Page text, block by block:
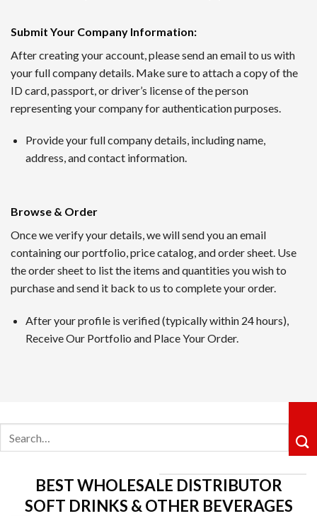
Submit Your Company Information:
After creating your account, please send an email to us with
your full company details. Make sure to attach a copy of the
ID card, passport, or driver’s license of the person
representing your company for authentication purposes.
Provide your full company details, including name,
address, and contact information.
Browse & Order
Once we verify your details, we will send you an email
containing our portfolio, price catalog, and order sheet. Use
the order sheet to list the items and quantities you wish to
purchase and send it back to us to complete your order.
After your profile is verified (typically within 24 hours),
Receive Our Portfolio and Place Your Order.
BEST WHOLESALE DISTRIBUTOR
SOFT DRINKS & OTHER BEVERAGES
ンクダウンなしというシステムで、長期的にプレイするほ
2nd ルーベット
Read Review
サッカーや野球など国内のスポーツにも幅広く対応するスポ
られる機能も提供されていて評判です。日本語対応スタッ
4位 カジノシークレット（Casino Secret）
レビューを見る
カジノシークレットカジノは革新性のあるキャッシュバッ
ョングループ配下の運営体制も信頼感を高めています。
遊雅堂は2021年にオープンしたベラジョンのグループのネ
るロイヤルティ制度も整っていますしており、プレイすれ
レビューを見る